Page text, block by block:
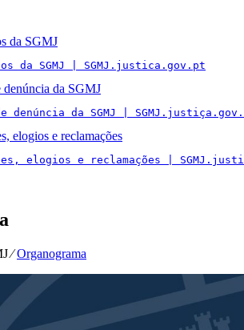
da SGMJ
da SGMJ | SGMJ.justica.gov.pt
denúncia da SGMJ
denúncia da SGMJ |
elogios e reclamações
elogios e reclamações |
⁄Organograma